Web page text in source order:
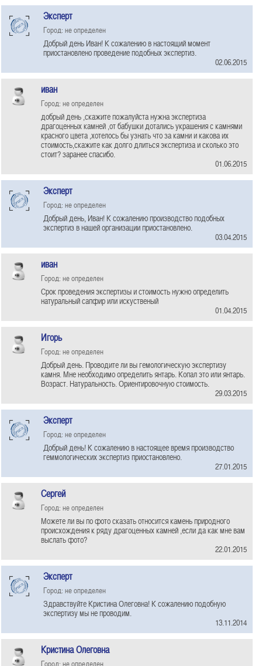
Эксперт
Город: не определен
Добрый день Иван! К сожалению в настоящий момент
приостановлено проведение подобных экспертиз.
02.06.2015
иван
Город: не определен
добрый день ,скажите пожалуйста нужна экспертиза
драгоценных камней ,от бабушки дотались украшения с камнями
красного цвета ,хотелось бы узнать что за камни и какова их
стоимость,скажите как долго длиться экспертиза и сколько это
стоит? заранее спасибо.
01.06.2015
Эксперт
Город: не определен
Добрый день, Иван! К сожалению производство подобных
экспертиз в нашей организации приостановлено.
03.04.2015
иван
Город: не определен
Срок проведения экспертизы и стоимость нужно определить
натуральный сапфир или искуственый
01.04.2015
Игорь
Город: не определен
Добрый день. Проводите ли вы гемологическую экспертизу
камня. Мне необходимо определить янтарь. Копал это или янтарь.
Возраст. Натуральность. Ориентировочную стоимость.
29.03.2015
Эксперт
Город: не определен
Добрый день! К сожалению в настоящее время производство
геммологических экспертиз приостановлено.
27.01.2015
Сергей
Город: не определен
Можете ли вы по фото сказать относится камень природного
происхождения к ряду драгоценных камней ,если да как мне вам
выслать фото?
22.01.2015
Эксперт
Город: не определен
Здравствуйте Кристина Олеговна! К сожалению подобную
экспертизу мы не проводим.
13.11.2014
Кристина Олеговна
Город: не определен